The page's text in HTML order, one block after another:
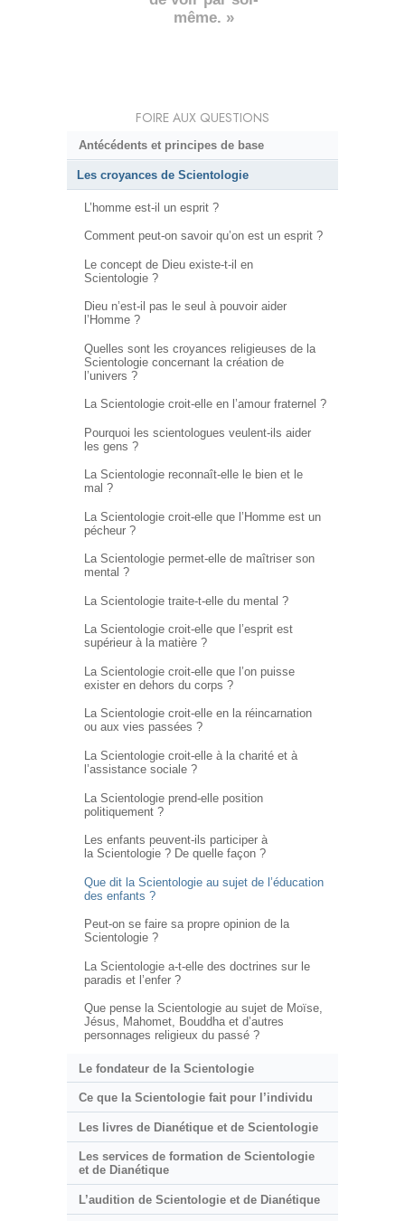
même. »
FOIRE AUX QUESTIONS
Antécédents et principes de base
Les croyances de Scientologie
L’homme est-il un esprit ?
Comment peut-on savoir qu’on est un esprit ?
Le concept de Dieu existe-t-il en
Scientologie ?
Dieu n’est-il pas le seul à pouvoir aider
l’Homme ?
Quelles sont les croyances religieuses de la
Scientologie concernant la création de
l’univers ?
La Scientologie croit-elle en l’amour fraternel ?
Pourquoi les scientologues veulent-ils aider
les gens ?
La Scientologie reconnaît-elle le bien et le
mal ?
La Scientologie croit-elle que l’Homme est un
pécheur ?
La Scientologie permet-elle de maîtriser son
mental ?
La Scientologie traite-t-elle du mental ?
La Scientologie croit-elle que l’esprit est
supérieur à la matière ?
La Scientologie croit-elle que l’on puisse
exister en dehors du corps ?
La Scientologie croit-elle en la réincarnation
ou aux vies passées ?
La Scientologie croit-elle à la charité et à
l’assistance sociale ?
La Scientologie prend-elle position
politiquement ?
Les enfants peuvent-ils participer à
la Scientologie ? De quelle façon ?
Que dit la Scientologie au sujet de l’éducation
des enfants ?
Peut-on se faire sa propre opinion de la
Scientologie ?
La Scientologie a-t-elle des doctrines sur le
paradis et l’enfer ?
Que pense la Scientologie au sujet de Moïse,
Jésus, Mahomet, Bouddha et d’autres
personnages religieux du passé ?
Le fondateur de la Scientologie
Ce que la Scientologie fait pour l’individu
Les livres de Dianétique et de Scientologie
Les services de formation de Scientologie
et de Dianétique
L’audition de Scientologie et de Dianétique